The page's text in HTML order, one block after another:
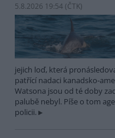
5.8.2026 19:54 (ČTK)
jejich loď, která
patřící nadaci kanadsko-
Watsona jsou od té doby
palubě nebyl. Píše o tom
policii.